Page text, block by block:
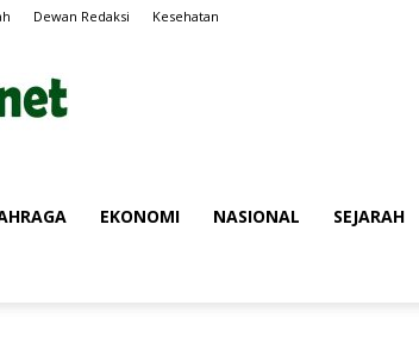
Dewan Redaksi Kesehatan
EKONOMI NASIONAL SEJARAH